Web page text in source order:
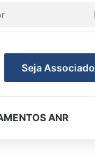
Seja Associado
ANR